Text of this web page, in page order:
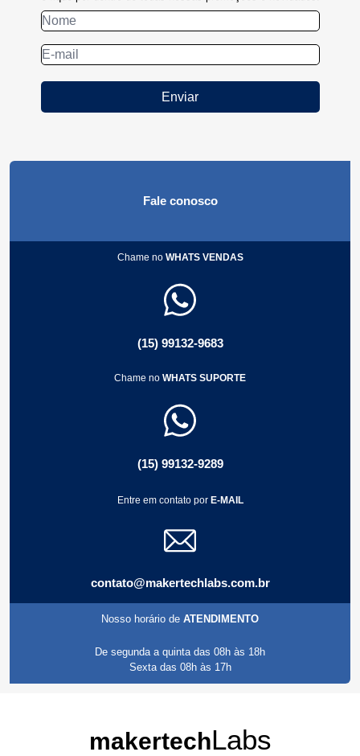
Enviar
Fale conosco
Chame no WHATS VENDAS
(15) 99132-9683
Chame no WHATS SUPORTE
(15) 99132-9289
Entre em contato por E-MAIL
contato@makertechlabs.com.br
Nosso horário de ATENDIMENTO
De segunda a quinta das 08h às 18h
Sexta das 08h às 17h
makertechLabs